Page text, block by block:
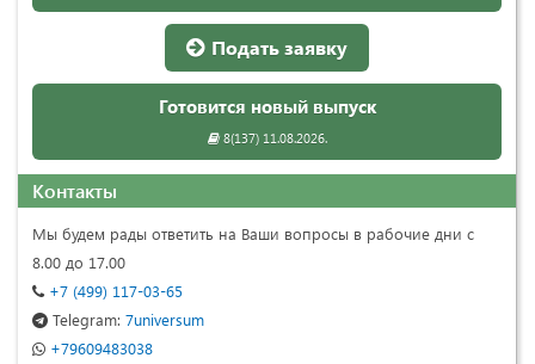
Подать заявку
Готовится новый выпуск
8(137) 11.08.2026.
Контакты
Мы будем рады ответить на Ваши вопросы в рабочие дни с
8.00 до 17.00
+7 (499) 117-03-65
Telegram: 7universum
+79609483038